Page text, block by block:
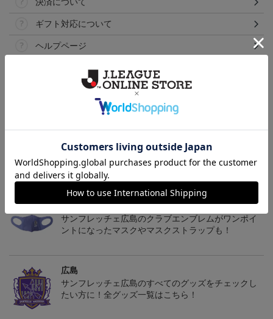
ギフト対応について
ヘルプページ
広島
サンフレッチェ広島の2022ユニフォームを着て試合
を応援しよう！
広島
サンフレッチェ広島のクラブエンブレムがワンポイ
ントになったマスクやマスクストラップも！
広島
サンフレッチェ広島のすべてのグッズをチェックし
たい方に！全グッズ一覧はこちら！